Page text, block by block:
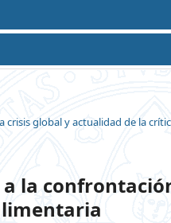
crisis global y actualidad de la
la